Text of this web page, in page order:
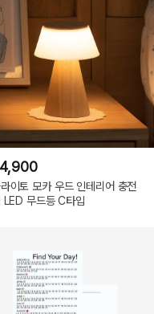
이토 모카 우드 인테리어 충전
LED 무드등 C타입